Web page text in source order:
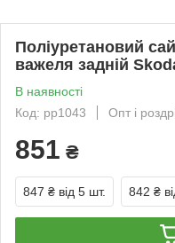
Поліуретановий
важеля задній
В наявності
Код: pp1043
Опт і
851 ₴
847 ₴ від 5 шт. 842 ₴